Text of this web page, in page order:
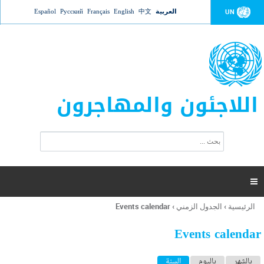
Jump to navigation UN العربية 中文
English
Français
Русский
Español
اللاجئون والمهاجرون
ت
ر
ل
ح
ب

أنت
هنا
الرئيسية › الجدول الزمني ›
Events calendar
Events calendar